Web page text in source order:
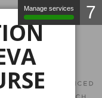
×
Manage services 7